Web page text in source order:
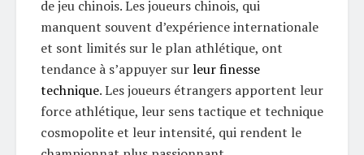
de jeu chinois. Les joueurs chinois, qui
manquent souvent d’expérience internationale
et sont limités sur le plan athlétique, ont
tendance à s’appuyer surleur finesse
technique. Les joueurs étrangers apportent leur
force athlétique, leur sens tactique et technique
cosmopolite et leur intensité, qui rendent le